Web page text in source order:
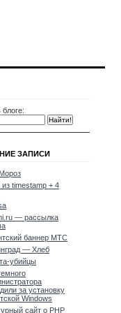
ЗАПИСИ
из timestamp + 4
— рассылка
баннер МТС
— Хлеб
убийцы
за установку
Windows
сайт о PHP